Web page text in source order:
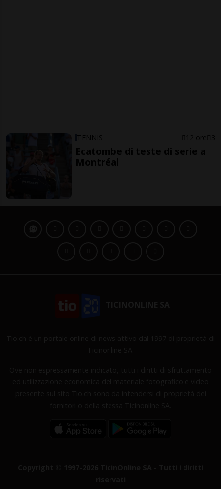
TENNIS 12 ore 3
Ecatombe di teste di serie a
Montréal